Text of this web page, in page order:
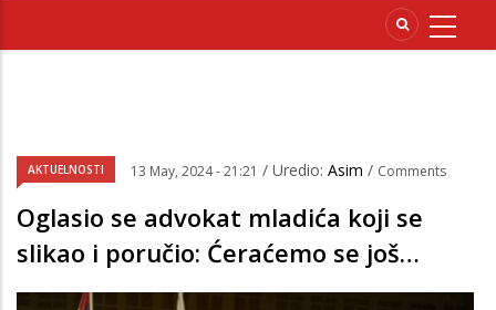
AKTUELNOSTI 13 May, 2024 - 21:21 / Uredio: Asim / Comments
Oglasio se advokat mladića koji se
slikao i poručio: Ćeraćemo se još…